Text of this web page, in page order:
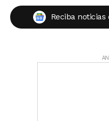
Reciba noticias